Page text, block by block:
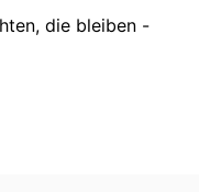
die bleiben -